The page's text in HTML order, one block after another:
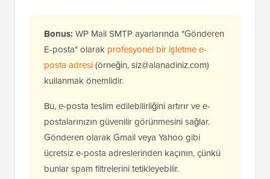
Bonus: WP Mail SMTP ayarlarında "Gönderen
E-posta" olarak profesyonel bir işletme e-
posta adresi(örneğin, siz@alanadiniz.com)
kullanmak önemlidir.
Bu, e-posta teslim edilebilirliğini artırır ve e-
postalarınızın güvenilir görünmesini sağlar.
Gönderen olarak Gmail veya Yahoo gibi
ücretsiz e-posta adreslerinden kaçının, çünkü
bunlar spam filtrelerini tetikleyebilir.